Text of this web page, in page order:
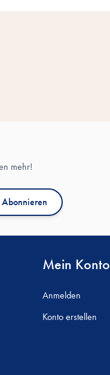
mehr!
Abonnieren
Mein Konto
Anmelden
Konto erstellen